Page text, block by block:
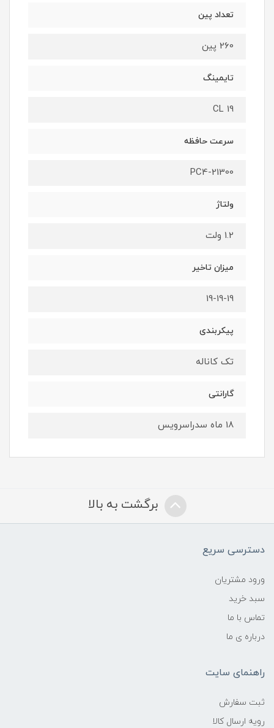
تعداد پین
260 پین
تایمینگ
CL 19
سرعت حافظه
PC4-21300
ولتاژ
1.2 ولت
میزان تاخیر
19-19-19
پیکربندی
تک کاناله
گارانتی
18 ماه سدراسرویس
برگشت به بالا
دسترسی سریع
ورود مشتریان
سبد خرید
تماس با ما
درباره ی ما
راهنمای سایت
ثبت سفارش
رویه ارسال کالا